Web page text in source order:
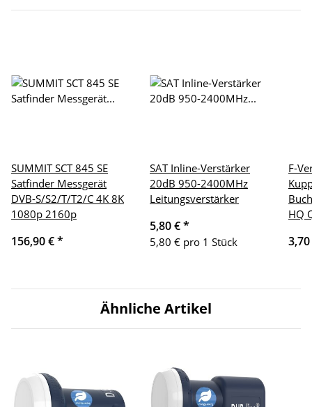
SUMMIT SCT 845 SE
Satfinder Messgerät
DVB-S/S2/T/T2/C 4K 8K
1080p 2160p
156,90 €*
SAT Inline-Verstärker
20dB 950-2400MHz
Leitungsverstärker
5,80 €*
5,80 € pro 1 Stück
F-
HQ
Ähnliche Artikel